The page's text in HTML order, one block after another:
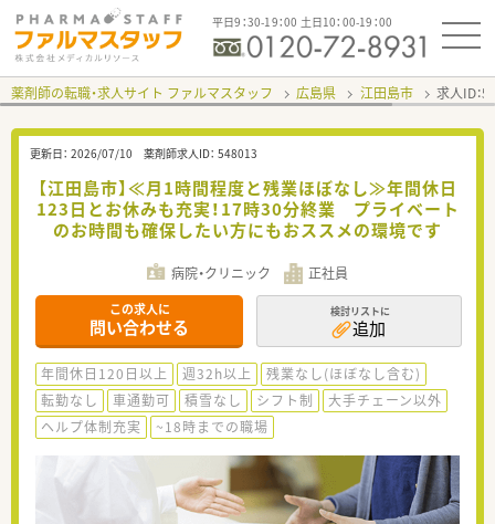
平日9：30-19：00 土日10：00-19：00
薬剤師の転職・求人サイト ファルマスタッフ 広島県 江田島市 求人ID：
更新日： 2026/07/10 薬剤師求人ID： 548013
【江田島市】≪月1時間程度と残業ほぼなし≫年間休日
123日とお休みも充実！17時30分終業 プライベート
のお時間も確保したい方にもおススメの環境です
病院・クリニック 正社員
この求人に
問い合わせる
検討リストに
追加
年間休日120日以上 週32h以上
残業なし(ほぼなし含む)
転勤なし
車通勤可 積雪なし シフト制
大手チェーン以外
ヘルプ体制充実
~18時までの職場